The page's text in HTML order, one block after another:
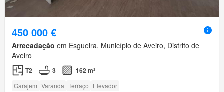
450 000 €
Arrecadação em Esgueira, Município de Aveiro, Distrito de
Aveiro
T2 3 162 m²
Garajem Varanda Terraço Elevador